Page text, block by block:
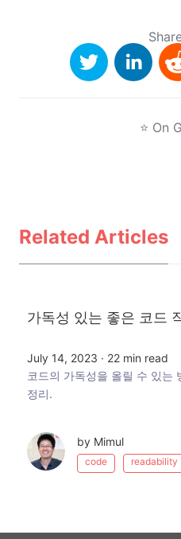
⭐ On
Related Articles
가독성 있는 좋은 코드
July 14, 2023 · 22 min read
코드의 가독성을 올릴 수 있는
정리.
by Mimul
code readability